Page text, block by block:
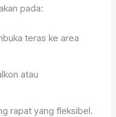
pada:
teras ke area
atau
rapat yang fleksibel.